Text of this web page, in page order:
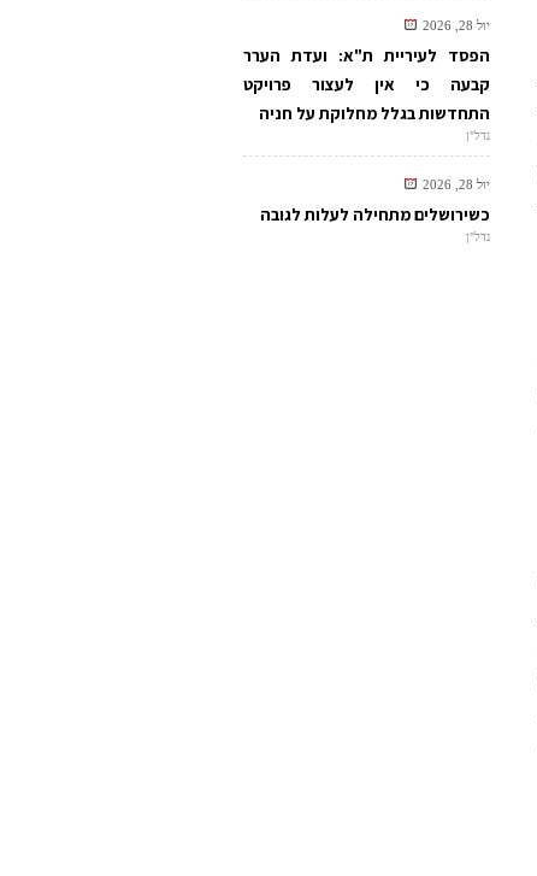
יול 28, 2026
הפסד לעיריית ת"א: ועדת הערר
קבעה כי אין לעצור פרויקט
התחדשות בגלל מחלוקת על חניה
נדל"ן
יול 28, 2026
כשירושלים מתחילה לעלות לגובה
נדל"ן